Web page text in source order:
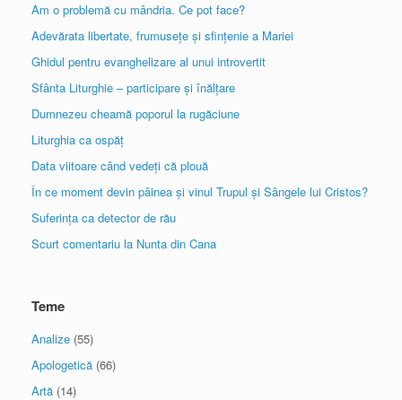
Am o problemă cu mândria. Ce pot face?
Adevărata libertate, frumusețe și sfințenie a Mariei
Ghidul pentru evanghelizare al unui introvertit
Sfânta Liturghie – participare și înălțare
Dumnezeu cheamă poporul la rugăciune
Liturghia ca ospăț
Data viitoare când vedeți că plouă
În ce moment devin pâinea și vinul Trupul și Sângele lui Cristos?
Suferința ca detector de rău
Scurt comentariu la Nunta din Cana
Teme
Analize (55)
Apologetică (66)
Artă (14)